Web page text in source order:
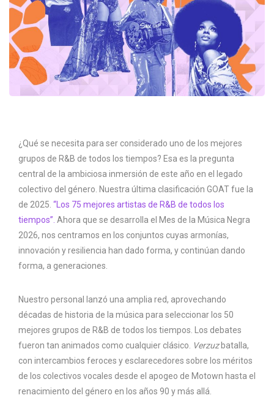
¿Qué se necesita para ser considerado uno de los mejores
grupos de R&B de todos los tiempos? Esa es la pregunta
central de la ambiciosa inmersión de este año en el legado
colectivo del género. Nuestra última clasificación GOAT fue la
de 2025. “Los 75 mejores artistas de R&B de todos los
tiempos”. Ahora que se desarrolla el Mes de la Música Negra
2026, nos centramos en los conjuntos cuyas armonías,
innovación y resiliencia han dado forma, y ​​continúan dando
forma, a generaciones.
Nuestro personal lanzó una amplia red, aprovechando
décadas de historia de la música para seleccionar los 50
mejores grupos de R&B de todos los tiempos. Los debates
fueron tan animados como cualquier clásico. Verzuzbatalla,
con intercambios feroces y esclarecedores sobre los méritos
de los colectivos vocales desde el apogeo de Motown hasta el
renacimiento del género en los años 90 y más allá.